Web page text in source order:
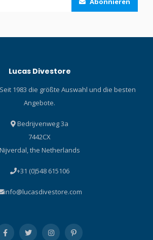
Lucas Divestore
1983 die größte Auswahl und die besten
Angebote.
Bedrijvenweg 3a
7442CX
Nijverdal, the Netherlands
+31 (0)548 615106
info@lucasdivestore.com